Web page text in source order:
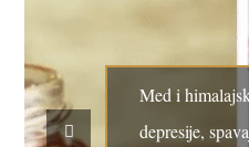
Med i
depresije,